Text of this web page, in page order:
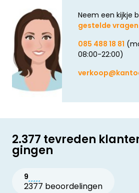
Neem een kijkje
gestelde vragen
085 488 18 81
08:00-22:00)
2.377 tevreden
gingen
9
2377 beoordelingen